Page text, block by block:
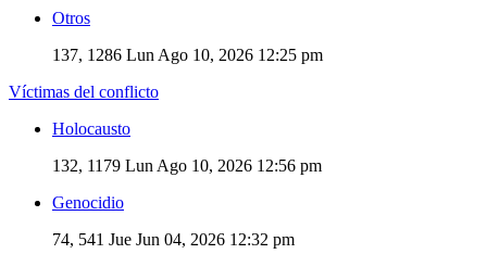
Otros
137, 1286 Lun Ago 10, 2026 12:25 pm
Víctimas del conflicto
Holocausto
132, 1179 Lun Ago 10, 2026 12:56 pm
Genocidio
74, 541 Jue Jun 04, 2026 12:32 pm